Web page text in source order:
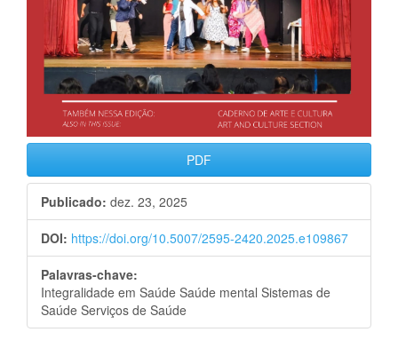
PDF
Publicado: dez. 23, 2025
DOI: https://doi.org/10.5007/2595-2420.2025.e109867
Palavras-chave:
Integralidade em Saúde Saúde mental Sistemas de
Saúde Serviços de Saúde